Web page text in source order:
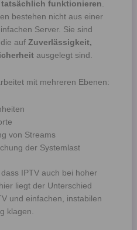
tatsächlich funktionieren.
bestehen nicht aus einer
Server. Sie sind
auf Zuverlässigkeit,
ausgelegt sind.
mit mehreren Ebenen:
von Streams
der Systemlast
IPTV auch bei hoher
liegt der Unterschied
und einfachen, instabilen
klagen.